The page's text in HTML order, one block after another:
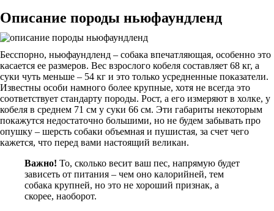
Описание породы ньюфаундленд
Бесспорно, ньюфаундленд – собака впечатляющая, особенно это
касается ее размеров. Вес взрослого кобеля составляет 68 кг, а
суки чуть меньше – 54 кг и это только усредненные показатели.
Известны особи намного более крупные, хотя не всегда это
соответствует стандарту породы. Рост, а его измеряют в холке, у
кобеля в среднем 71 см у суки 66 см. Эти габариты некоторым
покажутся недостаточно большими, но не будем забывать про
опушку – шерсть собаки объемная и пушистая, за счет чего
кажется, что перед вами настоящий великан.
Важно! То, сколько весит ваш пес, напрямую будет
зависеть от питания – чем оно калорийней, тем
собака крупней, но это не хороший признак, а
скорее, наоборот.